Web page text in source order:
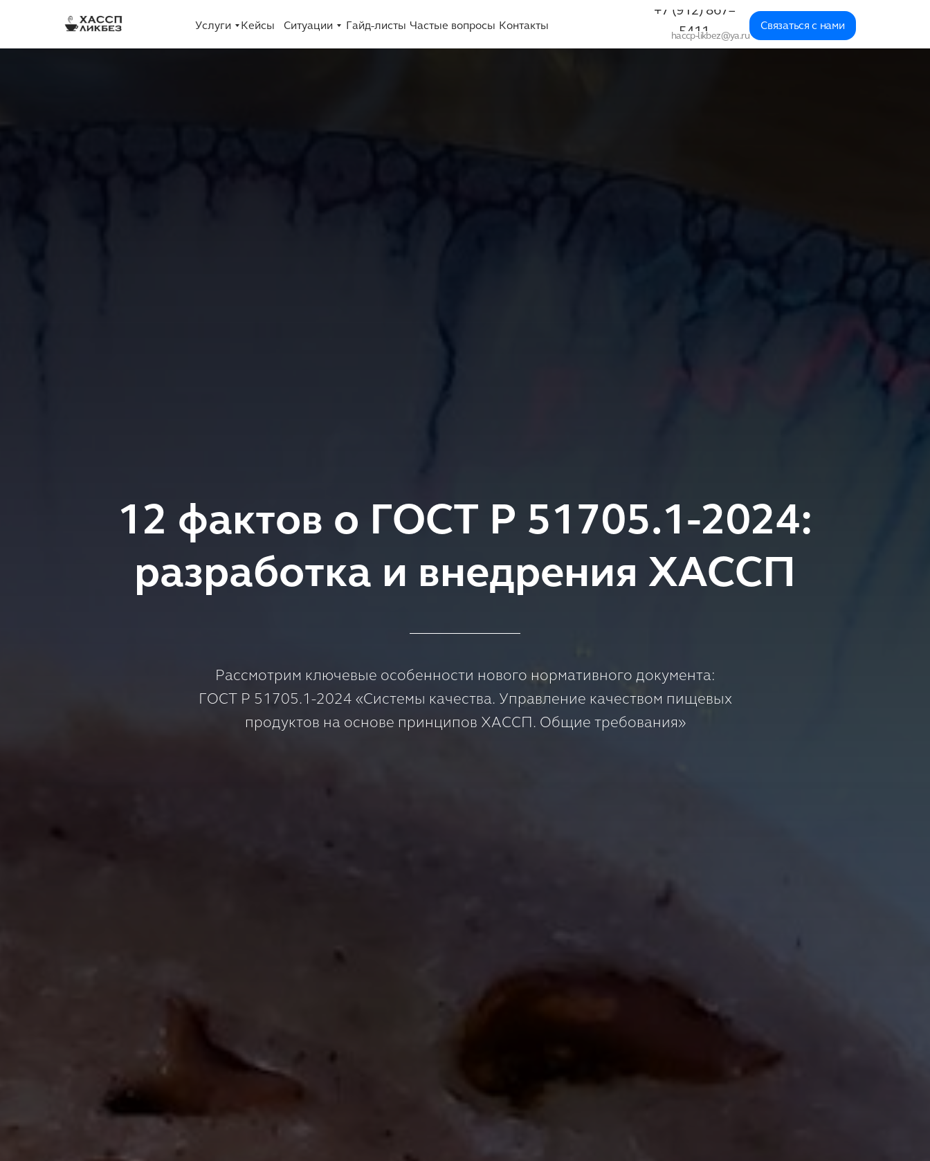
+7 (912) 867–
5411
haccp-likbez@ya.ru
Связаться с нами
Услуги Кейсы Ситуации Гайд-листы Частые вопросы Контакты
12 фактов о ГОСТ Р 51705.1-2024:
разработка и внедрения ХАССП
Рассмотрим ключевые особенности нового нормативного документа:
ГОСТ Р 51705.1-2024 «Системы качества. Управление качеством пищевых
продуктов на основе принципов ХАССП. Общие требования»